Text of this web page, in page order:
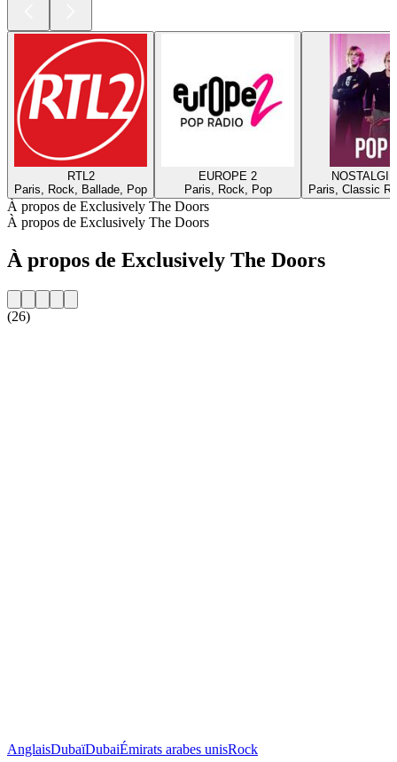
RTL2
Paris, Rock, Ballade, Pop
EUROPE 2
Paris, Rock, Pop
Paris, Classic
À propos de Exclusively The Doors
À propos de Exclusively The Doors
À propos de Exclusively The Doors
(26)
AnglaisDubaïDubaiÉmirats arabes unisRock